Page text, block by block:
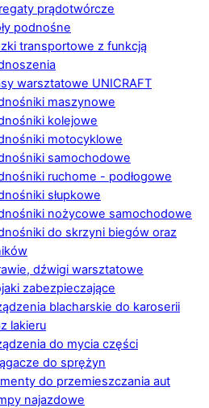
prądotwórcze
podnośne
transportowe z funkcją
warsztatowe UNICRAFT
maszynowe
kolejowe
motocyklowe
samochodowe
ruchome - podłogowe
słupkowe
nożycowe samochodowe
do skrzyni biegów oraz
dźwigi warsztatowe
zabezpieczające
blacharskie do karoserii
lakieru
do mycia części
do sprężyn
do przemieszczania aut
najazdowe